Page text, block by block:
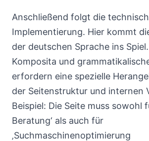
Anschließend folgt die
Implementierung. Hier kommt
der deutschen Sprache ins
Komposita und
erfordern eine spezielle
der Seitenstruktur und internen
Beispiel: Die Seite muss sowohl
Beratung‘ als auch für
‚Suchmaschinenoptimierung